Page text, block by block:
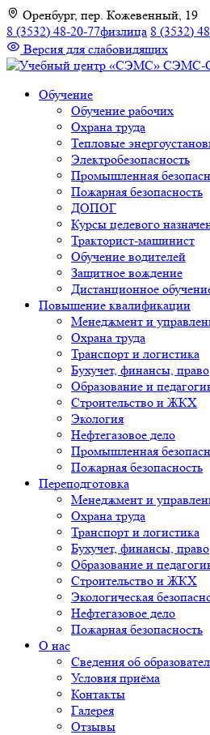
К
содержимому
Оренбург, пер. Кожевенный, 19
8 (3532) 48-20-77физлица 8 (3532)
Версия для слабовидящих
СЭМС-
Обучение
Обучение рабочих
Охрана труда
Тепловые
Электробезопасность
Промышленная
Пожарная безопасность
ДОПОГ
Курсы целевого
Тракторист-машинист
Обучение водителей
Защитное вождение
Дистанционное
Повышение квалификации
Менеджмент и
Охрана труда
Транспорт и логистика
Бухучет, финансы, право
Образование и
Строительство и ЖКХ
Экология
Нефтегазовое дело
Промышленная
Пожарная безопасность
Переподготовка
Менеджмент и
Охрана труда
Транспорт и логистика
Бухучет, финансы, право
Образование и
Строительство и ЖКХ
Экологическая
Нефтегазовое дело
Пожарная безопасность
О нас
Сведения об
Условия приёма
Контакты
Галерея
Отзывы